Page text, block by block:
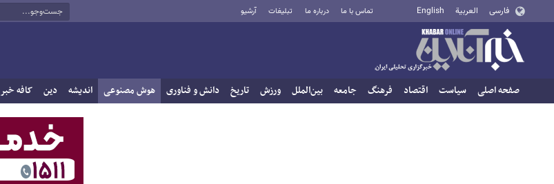
فارسی العربية English تماس با ما درباره ما تبلیغات آرشیو
صفحه اصلی سیاست اقتصاد فرهنگ جامعه بین‌الملل ورزش تاریخ دانش و فناوری هوش مصنوعی اندیشه دین کافه خبر